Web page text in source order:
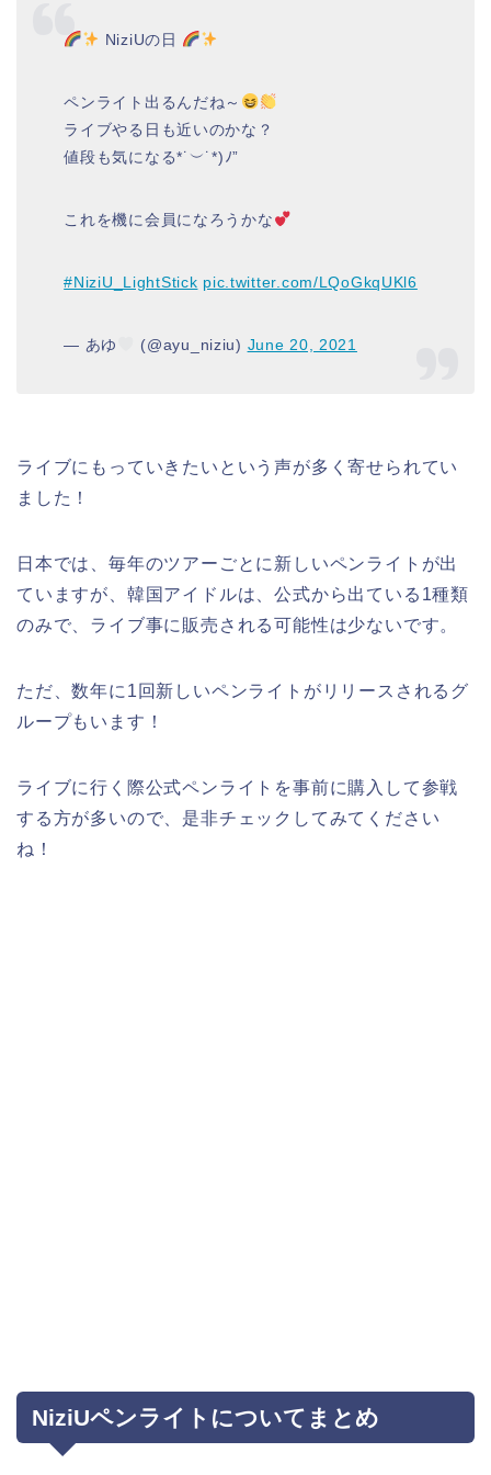
NiziUの日
ペンライト出るんだね～
ライブやる日も近いのかな？
値段も気になる*˙︶˙*)ﾉ”
これを機に会員になろうかな
#NiziU_LightStick pic.twitter.com/LQoGkqUKl6
— あゆ (@ayu_niziu) June 20, 2021
ライブにもっていきたいという声が多く寄せられてい
ました！
日本では、毎年のツアーごとに新しいペンライトが出
ていますが、韓国アイドルは、公式から出ている1種類
のみで、ライブ事に販売される可能性は少ないです。
ただ、数年に1回新しいペンライトがリリースされるグ
ループもいます！
ライブに行く際公式ペンライトを事前に購入して参戦
する方が多いので、是非チェックしてみてください
ね！
NiziUペンライトについてまとめ